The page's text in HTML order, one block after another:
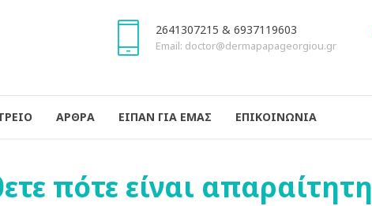
2641307215 & 6937119603
Email: doctor@dermapapageorgiou.gr
ΑΡΘΡΑ ΕΙΠΑΝ ΓΙΑ ΕΜΑΣ ΕΠΙΚΟΙΝΩΝΙΑ
πότε είναι απαραίτητη